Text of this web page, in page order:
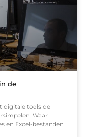
de
digitale tools de
Waar
en Excel-bestanden